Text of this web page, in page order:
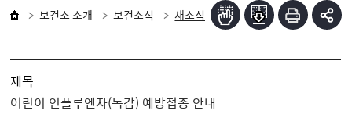
보건소 소개 보건소식 새소식
제목
어린이 인플루엔자(독감) 예방접종 안내